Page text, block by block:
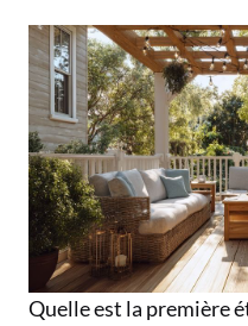
Quelle est la première